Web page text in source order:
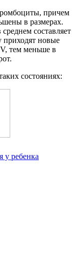
причем
в размерах.
составляет
приходят новые
тем меньше в
состояниях:
у ребенка